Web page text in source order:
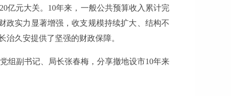
亿元大关。10年来，一般公共预算收入累计完
政实力显著增强，收支规模持续扩大、结构不
久安提供了坚强的财政保障。
组副书记、局长张春梅，分享撤地设市10年来